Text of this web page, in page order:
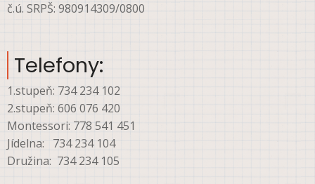
č.ú. SRPŠ: 980914309/0800
Telefony:
1.stupeň: 734 234 102
2.stupeň: 606 076 420
Montessori: 778 541 451
Jídelna: 734 234 104
Družina: 734 234 105